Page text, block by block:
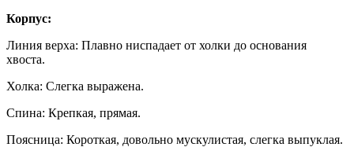
Корпус:
Линия верха: Плавно ниспадает от холки до основания
хвоста.
Холка: Слегка выражена.
Спина: Крепкая, прямая.
Поясница: Короткая, довольно мускулистая, слегка выпуклая.